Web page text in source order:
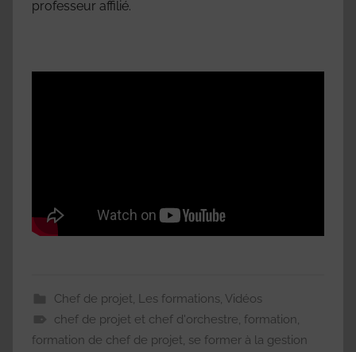
professeur affilié.
Chef de projet, Les formations, Vidéos
chef de projet et chef d'orchestre, formation,
formation de chef de projet, se former à la gestion